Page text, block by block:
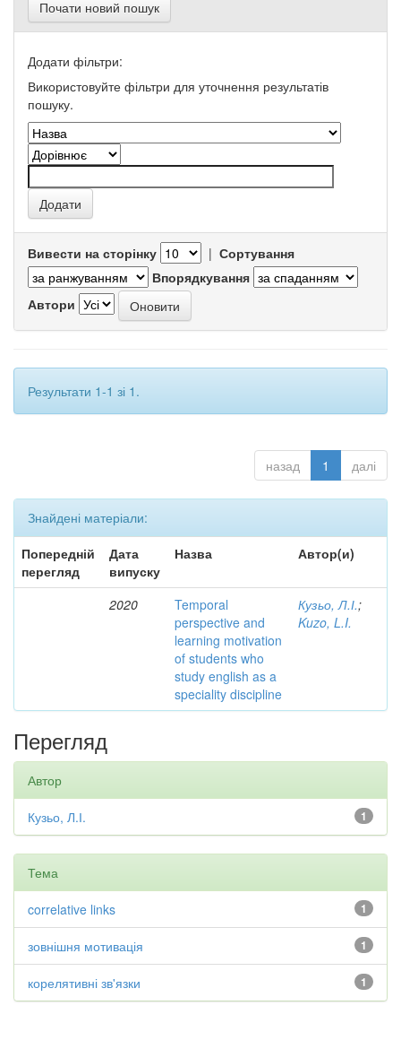
Почати новий пошук
Додати фільтри:
Використовуйте фільтри для уточнення результатів
пошуку.
Вивести на сторінку | Сортування
Впорядкування
Автори
Результати 1-1 зі 1.
назад 1 далі
Знайдені матеріали:
Попередній
перегляд
Дата
випуску
Назва Автор(и)
2020
Temporal
perspective and
learning motivation
of students who
study english as a
speciality discipline
Кузьо, Л.І.;
Kuzo, L.I.
Перегляд
Автор
1
Кузьо, Л.І.
Тема
1
correlative links
1
зовнішня мотивація
1
корелятивні зв'язки